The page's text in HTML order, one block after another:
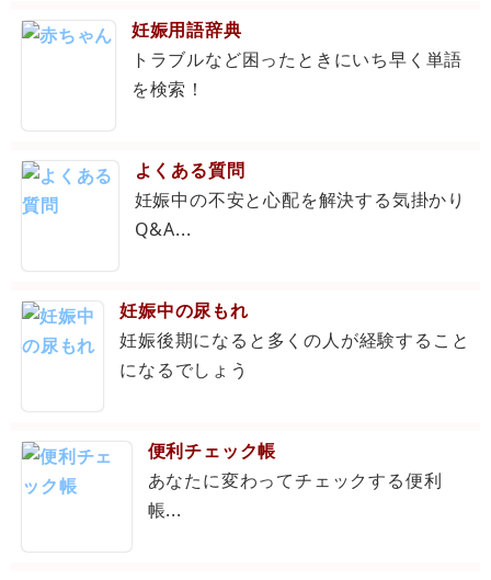
妊娠用語辞典
トラブルなど困ったときにいち早く単語
を検索！
よくある質問
妊娠中の不安と心配を解決する気掛かり
Q&A...
妊娠中の尿もれ
妊娠後期になると多くの人が経験すること
になるでしょう
便利チェック帳
あなたに変わってチェックする便利
帳...